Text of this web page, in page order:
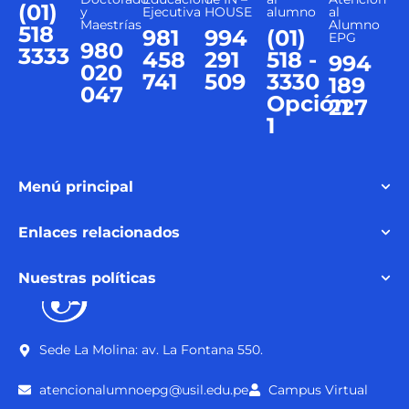
(01)
518
3333
y
Maestrías
980
020
047
Ejecutiva
981
458
741
HOUSE
994
291
509
alumno
(01)
518 -
3330
Opción
1
al
Alumno
EPG
994
189
227
Menú principal
Enlaces relacionados
Nuestras políticas
Sede La Molina: av. La Fontana 550.
atencionalumnoepg@usil.edu.pe Campus Virtual